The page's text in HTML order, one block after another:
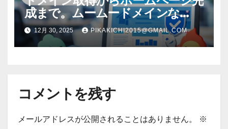
成まで。ムームードメインな
ら“全部まとめて”安心スタート
12月 30, 2025 PIKAKICHI2015@GMAIL.COM
コメントを残す
メールアドレスが公開されることはありません。
※